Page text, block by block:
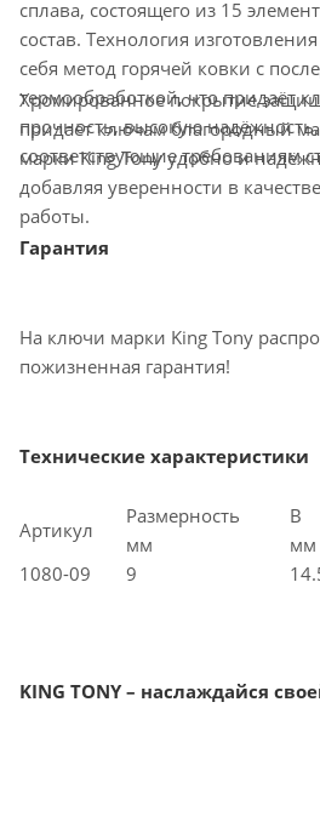
сплава, состоящего из 15
состав. Технология
себя метод горячей ковки с
термообработкой, что придаёт
прочность, высокую надёжность,
соответствующие требованиям
Хромированное покрытие
придаёт ключам благородный
марки King Tony удобно и
добавляя уверенности в
работы.
Гарантия
На ключи марки King Tony
пожизненная гарантия!
Технические характеристики
Артикул
Размерность
мм
B
мм
1080-09
9
KING TONY – наслаждайся